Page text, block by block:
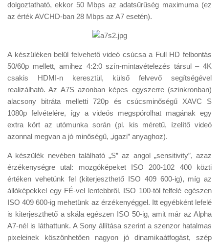
dolgoztatható, ekkor 50 Mbps az adatsűrűség maximuma (ez
az érték AVCHD-ban 28 Mbps az A7 esetén).
A készüléken belül felvehető videó csúcsa a Full HD felbontás
50/60p mellett, amihez 4:2:0 szín-mintavételezés társul – 4K
csakis HDMI-n keresztül, külső felvevő segítségével
realizálható. Az A7S azonban képes egyszerre (szinkronban)
alacsony bitráta melletti 720p és csúcsminőségű XAVC S
1080p felvételére, így a videós megspórolhat magának egy
extra kört az utómunka során (pl. kis méretű, ízelítő videó
azonnal megvan a jó minőségű, „igazi” anyaghoz).
A készülék nevében található „S” az angol „sensitivity”, azaz
érzékenységre utal: mozgóképeket ISO 200-102 400 közti
értéken vehetünk fel (kiterjeszthető ISO 409 600-ig), míg az
állóképekkel egy FÉ-vel lentebbről, ISO 100-tól felfelé egészen
ISO 409 600-ig mehetünk az érzékenyéggel. Itt egyébként lefelé
is kiterjeszthető a skála egészen ISO 50-ig, amit már az Alpha
A7-nél is láthattunk. A Sony állítása szerint a szenzor hatalmas
pixeleinek köszönhetően nagyon jó dinamikaátfogást, szép